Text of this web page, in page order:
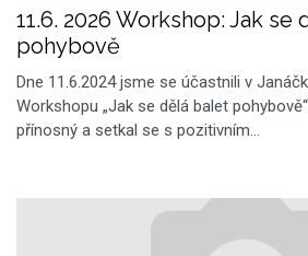
11.6. 2026 Workshop: Jak se
pohybově
Dne 11.6.2024 jsme se účastnili v
Workshopu „Jak se dělá balet
přínosný a setkal se s pozitivním…